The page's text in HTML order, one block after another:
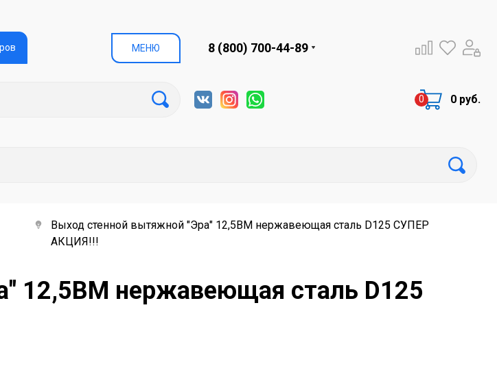
МЕНЮ 8 (800) 700-44-89
0 руб.
Выход стенной вытяжной "Эра" 12,5ВМ нержавеющая сталь D125 СУПЕР
АКЦИЯ!!!
12,5ВМ нержавеющая сталь D125